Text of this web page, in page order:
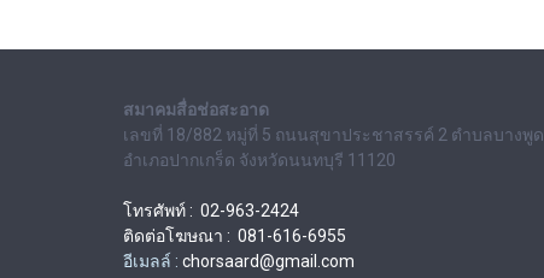
สมาคมสื่อช่อสะอาด
เลขที่ 18/882 หมู่ที่ 5 ถนนสุขาประชาสรรค์ 2 ตำบลบางพูด
อำเภอปากเกร็ด จังหวัดนนทบุรี 11120
โทรศัพท์ : 02-963-2424
ติดต่อโฆษณา : 081-616-6955
อีเมลล์ : chorsaard@gmail.com